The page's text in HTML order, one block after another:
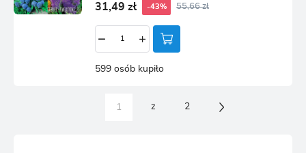
31,49 zł -43% 55,66 zł
599 osób kupiło
z 2